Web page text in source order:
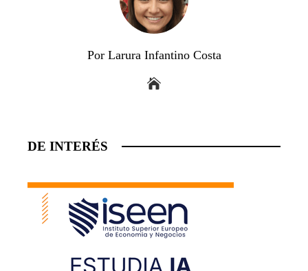
Por Larura Infantino Costa
DE INTERÉS